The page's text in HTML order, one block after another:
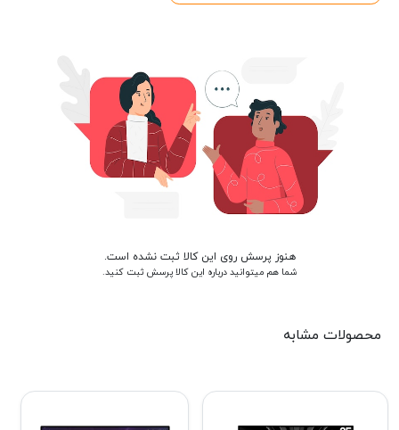
هنوز پرسش روی این کالا ثبت نشده است.
شما هم میتوانید درباره این کالا پرسش ثبت کنید.
محصولات مشابه